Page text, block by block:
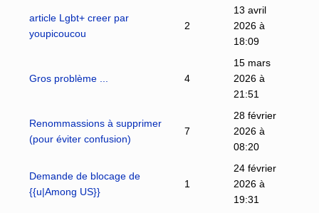
article Lgbt+ creer par
youpicoucou
2
13 avril
2026 à
18:09
Gros problème ... 4
15 mars
2026 à
21:51
Renommassions à supprimer
(pour éviter confusion)
7
28 février
2026 à
08:20
Demande de blocage de
{{u|Among US}}
1
24 février
2026 à
19:31